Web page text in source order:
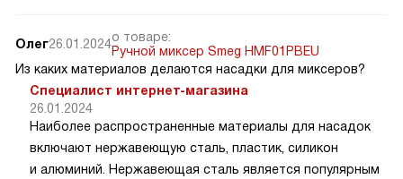
Олег26.01.2024о товаре:
Ручной миксер Smeg HMF01PBEU
Из каких материалов делаются насадки для миксеров?
Специалист интернет-магазина
26.01.2024
Наиболее распространенные материалы для насадок
включают нержавеющую сталь, пластик, силикон
и алюминий. Нержавеющая сталь является популярным